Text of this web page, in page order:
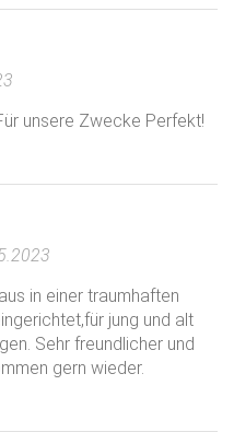
unsere Zwecke Perfekt!
in einer traumhaften
jung und alt
Sehr freundlicher und
gern wieder.